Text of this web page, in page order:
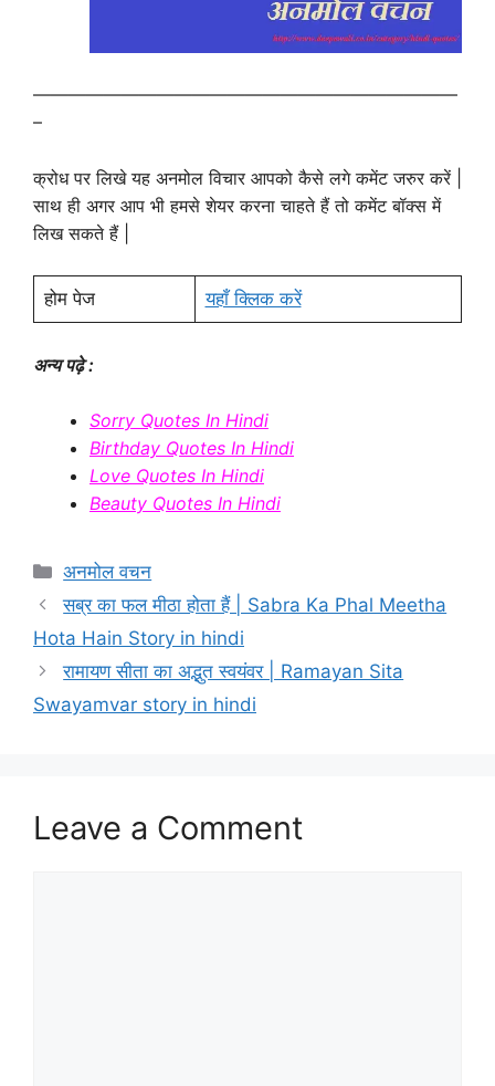
————————————————————————
–
क्रोध पर लिखे यह अनमोल विचार आपको कैसे लगे कमेंट जरुर करें |
साथ ही अगर आप भी हमसे शेयर करना चाहते हैं तो कमेंट बॉक्स में
लिख सकते हैं |
होम पेज यहाँ क्लिक करें
अन्य पढ़े :
Sorry Quotes In Hindi
Birthday Quotes In Hindi
Love Quotes In Hindi
Beauty Quotes In Hindi
Categories
अनमोल वचन
सब्र का फल मीठा होता हैं | Sabra Ka Phal Meetha
Hota Hain Story in hindi
रामायण सीता का अद्भुत स्वयंवर | Ramayan Sita
Swayamvar story in hindi
Leave a Comment